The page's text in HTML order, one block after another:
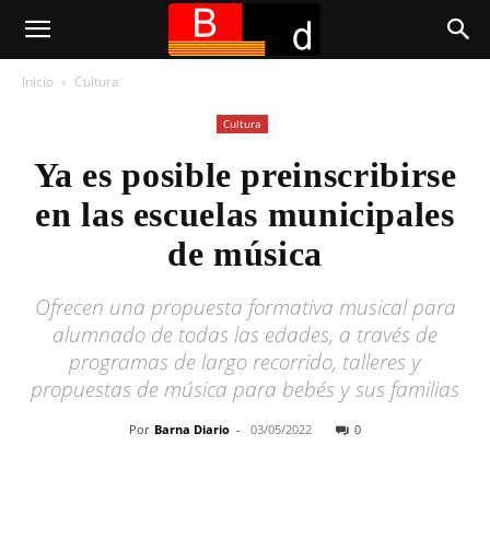
Inicio Cultura
Cultura
Ya es posible preinscribirse
en las escuelas municipales
de música
Ofrecen una propuesta formativa musical para
alumnado de todas las edades, a través de
programas de largo recorrido, talleres y
propuestas de música para bebés y sus familias
Por Barna Diario - 03/05/2022 0